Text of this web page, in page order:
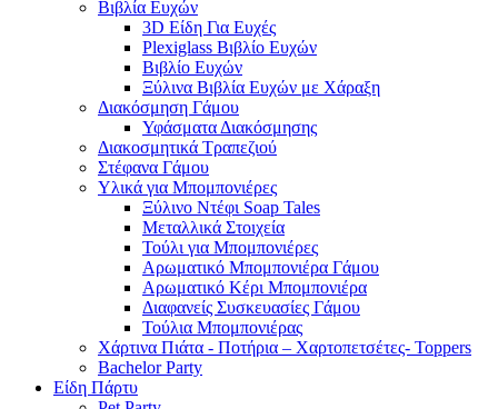
Βιβλία Ευχών
3D Είδη Για Ευχές
Plexiglass Βιβλίο Ευχών
Βιβλίο Ευχών
Ξύλινα Βιβλία Ευχών με Χάραξη
Διακόσμηση Γάμου
Υφάσματα Διακόσμησης
Διακοσμητικά Τραπεζιού
Στέφανα Γάμου
Υλικά για Μπομπονιέρες
Ξύλινο Ντέφι Soap Tales
Μεταλλικά Στοιχεία
Τούλι για Μπομπονιέρες
Αρωματικό Μπομπονιέρα Γάμου
Αρωματικό Κέρι Μπομπονιέρα
Διαφανείς Συσκευασίες Γάμου
Τούλια Μπομπονιέρας
Χάρτινα Πιάτα - Ποτήρια – Χαρτοπετσέτες- Toppers
Bachelor Party
Είδη Πάρτυ